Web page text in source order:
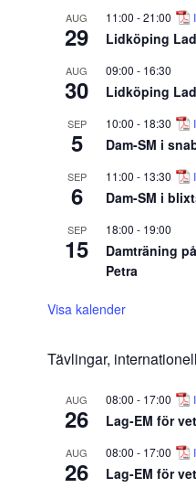
AUG
29
11:00 -21:00
Lidköping
AUG
30
09:00 - 16:30
Lidköping
SEP
5
10:00 - 18:30
Dam-SM i
SEP
6
11:00 - 13:30
Dam-SM i
SEP
15
18:00 - 19:00
Damträning
Petra
Visa kalender
Tävlingar,
AUG
26
08:00 - 17:00
Lag-EM för
AUG
26
08:00 - 17:00
Lag-EM för